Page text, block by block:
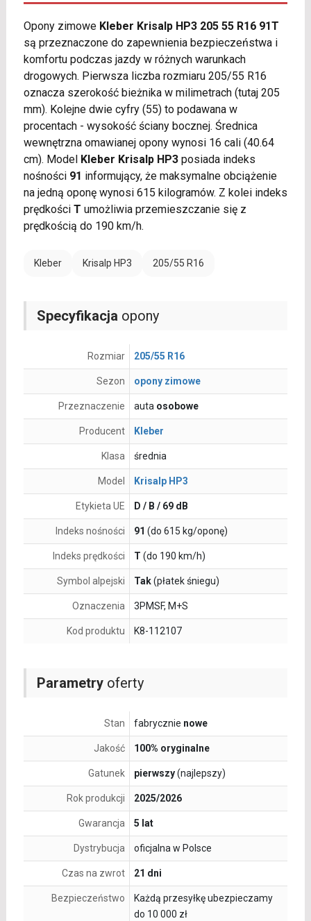
Opony zimowe Kleber Krisalp HP3 205 55 R16 91T
są przeznaczone do zapewnienia bezpieczeństwa i
komfortu podczas jazdy w różnych warunkach
drogowych. Pierwsza liczba rozmiaru 205/55 R16
oznacza szerokość bieżnika w milimetrach (tutaj 205
mm). Kolejne dwie cyfry (55) to podawana w
procentach - wysokość ściany bocznej. Średnica
wewnętrzna omawianej opony wynosi 16 cali (40.64
cm). Model Kleber Krisalp HP3posiada indeks
nośności 91 informujący, że maksymalne obciążenie
na jedną oponę wynosi 615 kilogramów. Z kolei indeks
prędkości T umożliwia przemieszczanie się z
prędkością do 190 km/h.
Kleber Krisalp HP3 205/55 R16
Parametryoferty
Stan fabrycznie nowe
Jakość 100% oryginalne
Gatunek pierwszy(najlepszy)
Rok produkcji 2025/2026
Gwarancja 5 lat
Dystrybucja oficjalna w Polsce
Czas na zwrot 21 dni
Bezpieczeństwo
Każdą przesyłkę ubezpieczamy
do 10 000 zł
Specyfikacja opony
Rozmiar 205/55 R16
Sezon opony zimowe
Przeznaczenie auta osobowe
Producent Kleber
Klasa średnia
Model Krisalp HP3
Etykieta UE D / B / 69 dB
Indeks nośności 91 (do 615 kg/oponę)
Indeks prędkości T (do 190 km/h)
Symbol alpejski Tak(płatek śniegu)
Oznaczenia 3PMSF, M+S
Kod produktu K8-112107